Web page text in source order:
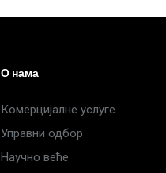
О нама
Комерцијалне услуге
Управни одбор
Научно веће